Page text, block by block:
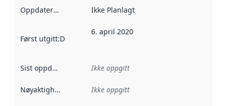
Oppdateringsfrekvens :
Ikke Planlagt
Først utgitt:Denne datoen sier når dataene i dette
6. april 2020
Sist oppdatert Ikke oppgitt
Nøyaktighet Ikke oppgitt